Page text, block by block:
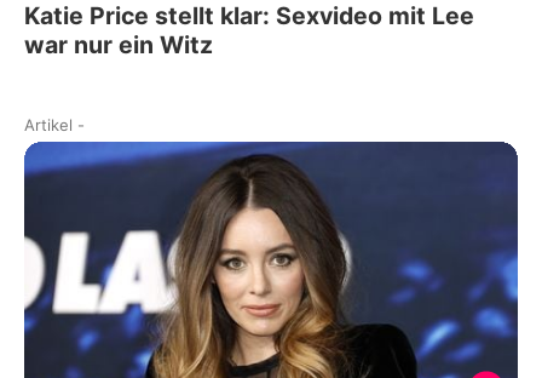
Katie Price stellt klar: Sexvideo mit Lee
war nur ein Witz
Artikel -